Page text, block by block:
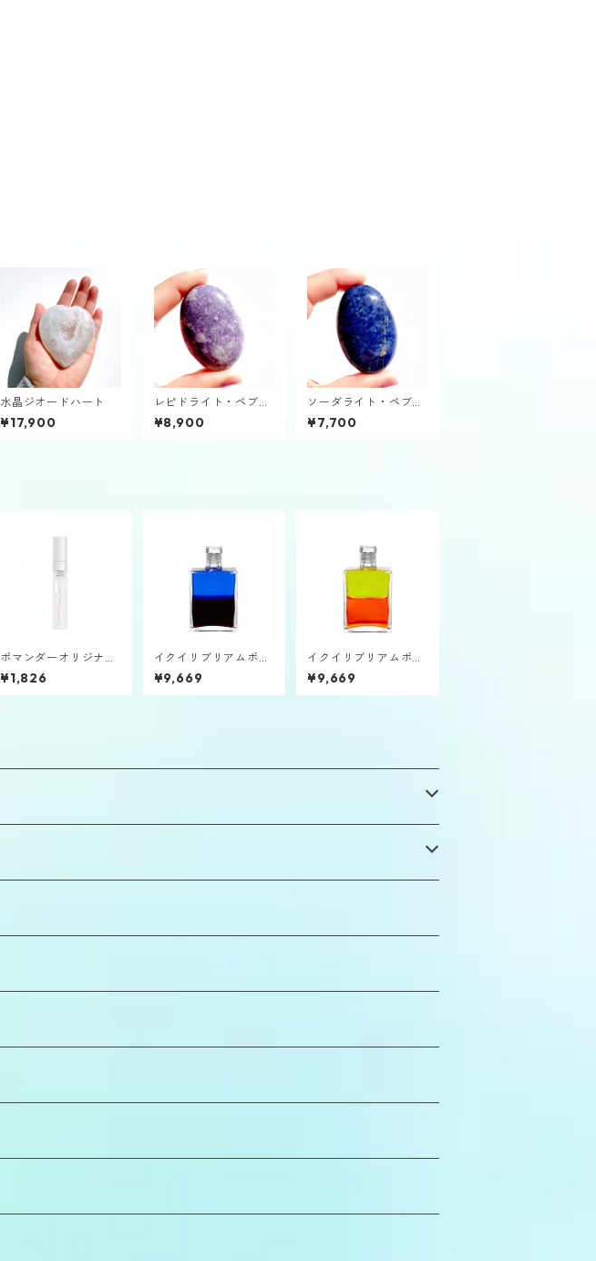
水晶ジオードハート
¥17,900
レピドライト・ペブル
（握り石）
¥8,900
ソーダライト・ペブル
（握り石）
¥7,700
ポマンダーオリジナル
ホワイト2.5㎖バイア
ル①
¥1,826
イクイリブリアムボト
ルB1「フィジカルレス
キュー」
¥9,669
イクイリブリアムボト
ルB121「プルトン」
¥9,669